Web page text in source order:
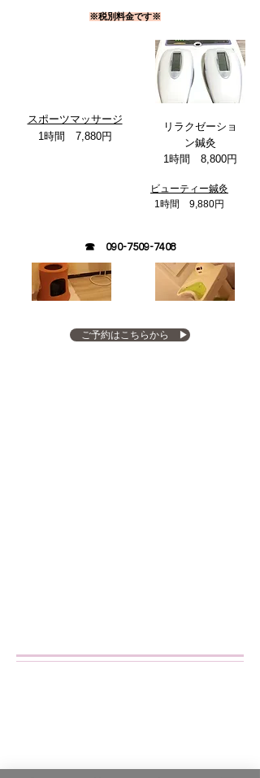
※税別料金です※​
​スポーツマッサージ
1時間 7,880円
リラクゼーショ
ン鍼灸
1時間 8,800円
ビューティー鍼灸
​1時間 9,880円
☎090-7509-7408
ご予約はこちらから ▶︎